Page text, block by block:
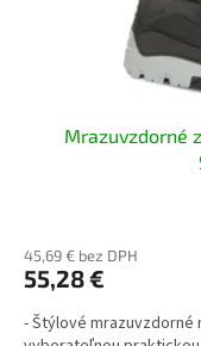
Mrazuvzdorné
45,69 € bez DPH
55,28 €
- Štýlové mrazuvzdorné